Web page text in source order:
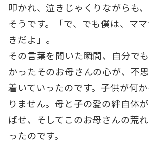
叩かれ、泣きじゃくりながらも
そうです。「で、でも僕は、マ
きだよ」。
その言葉を聞いた瞬間、自分で
かったそのお母さんの心が、不
着いていったのです。子供が何
りません。母と子の愛の絆自体
ばせ、そしてこのお母さんの荒
ったのです。